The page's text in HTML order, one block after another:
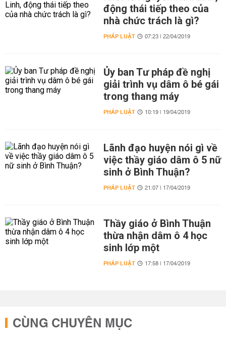
động thái tiếp theo của
nhà chức trách là gì?
PHÁP LUẬT 07:23 | 22/04/2019
Ủy ban Tư pháp đề nghị
giải trình vụ dâm ô bé gái
trong thang máy
PHÁP LUẬT 10:19 | 19/04/2019
Lãnh đạo huyện nói gì về
việc thầy giáo dâm ô 5 nữ
sinh ở Bình Thuận?
PHÁP LUẬT 21:07 | 17/04/2019
Thầy giáo ở Bình Thuận
thừa nhận dâm ô 4 học
sinh lớp một
PHÁP LUẬT 17:58 | 17/04/2019
CÙNG CHUYÊN MỤC